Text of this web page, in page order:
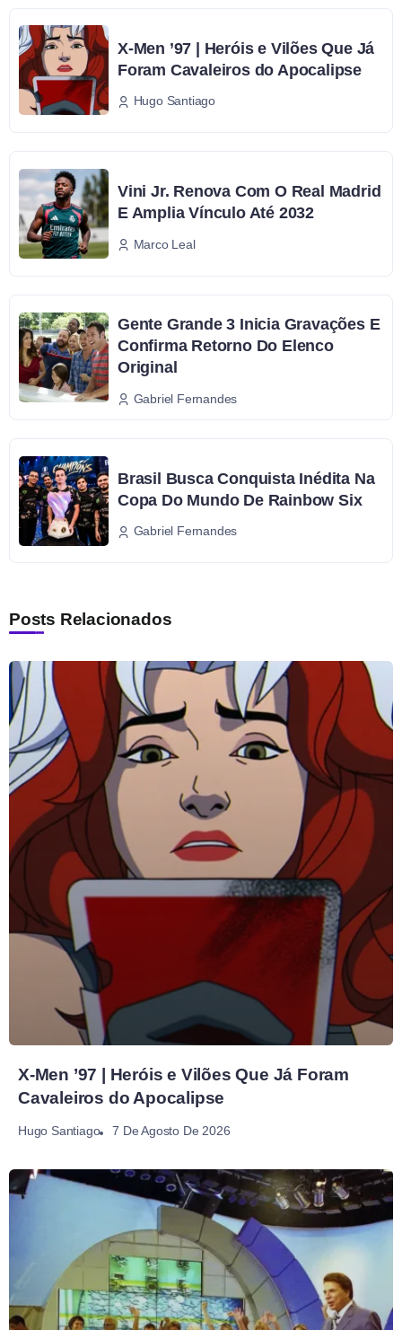
X-Men ’97 | Heróis e Vilões Que Já
Foram Cavaleiros do Apocalipse
Hugo Santiago
Vini Jr. Renova Com O Real Madrid
E Amplia Vínculo Até 2032
Marco Leal
Gente Grande 3 Inicia Gravações E
Confirma Retorno Do Elenco
Original
Gabriel Fernandes
Brasil Busca Conquista Inédita Na
Copa Do Mundo De Rainbow Six
Gabriel Fernandes
Posts Relacionados
X-Men ’97 | Heróis e Vilões Que Já Foram
Cavaleiros do Apocalipse
Hugo Santiago 7 De Agosto De 2026